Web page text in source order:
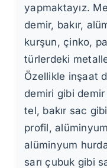
yapmaktayız.
demir, bakır,
kurşun, çinko,
türlerdeki
Özellikle inşaat
demiri gibi demir
tel, bakır sac
profil,
alüminyum
sarı çubuk gibi